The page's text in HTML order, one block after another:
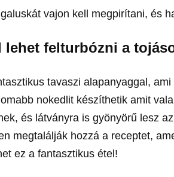
vajon kell megpirítani, és
lehet felturbózni a
tavaszi alapanyaggal,
nokedlit készíthetik amit
és látványra is gyönyörű lesz
megtalálják hozzá a receptet,
ez a fantasztikus étel!